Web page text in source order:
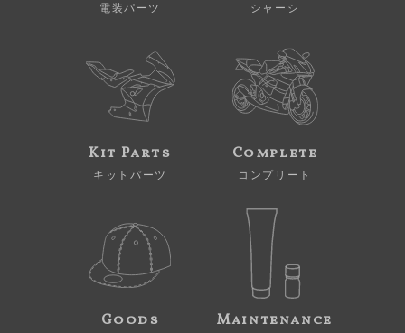
電装パーツ シャーシ
Kit Parts
キットパーツ
Complete
コンプリート
Goods Maintenance